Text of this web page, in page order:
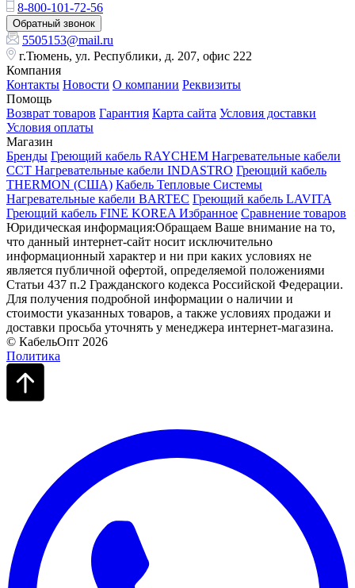
8-800-101-72-56
Обратный звонок
5505153@mail.ru
г.Тюмень, ул. Республики, д. 207, офис 222
Компания
Контакты Новости О компании Реквизиты
Помощь
Возврат товаров Гарантия Карта сайта Условия доставки
Условия оплаты
Магазин
Бренды Греющий кабель RAYCHEM Нагревательные кабели
ССТ Нагревательные кабели INDASTRO Греющий кабель
THERMON (США) Кабель Тепловые Системы
Нагревательные кабели BARTEC Греющий кабель LAVITA
Греющий кабель FINE KOREAИзбранное Сравнение товаров
Юридическая информация:Обращаем Ваше внимание на то,
что данный интернет-сайт носит исключительно
информационный характер и ни при каких условиях не
является публичной офертой, определяемой положениями
Статьи 437 п.2 Гражданского кодекса Российской Федерации.
Для получения подробной информации о наличии и
стоимости указанных товаров, а также условиях продажи и
доставки просьба уточнять у менеджера интернет-магазина.
© КабельОпт 2026
Политика